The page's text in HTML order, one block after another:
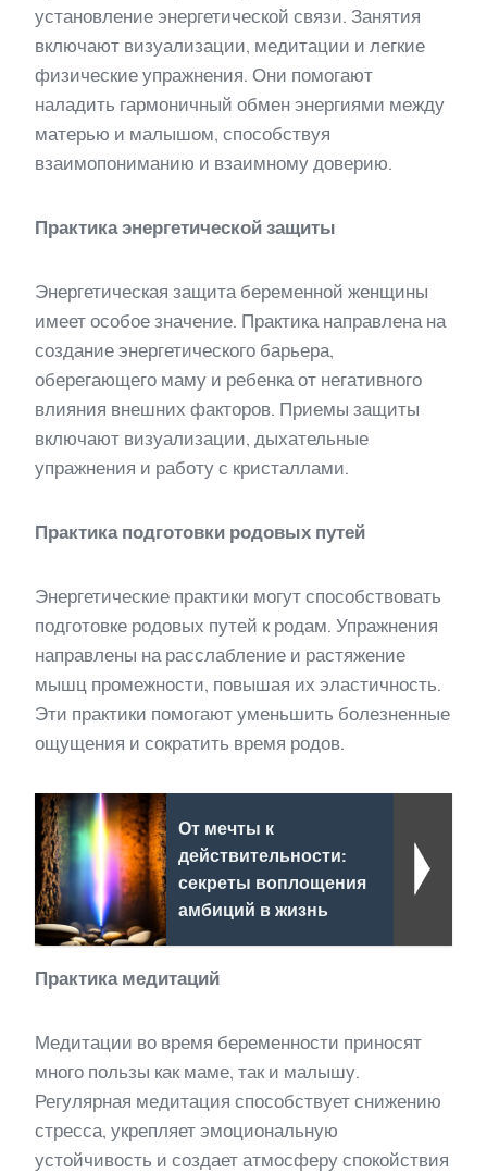
установление энергетической связи. Занятия
включают визуализации, медитации и легкие
физические упражнения. Они помогают
наладить гармоничный обмен энергиями между
матерью и малышом, способствуя
взаимопониманию и взаимному доверию.
Практика энергетической защиты
Энергетическая защита беременной женщины
имеет особое значение. Практика направлена на
создание энергетического барьера,
оберегающего маму и ребенка от негативного
влияния внешних факторов. Приемы защиты
включают визуализации, дыхательные
упражнения и работу с кристаллами.
Практика подготовки родовых путей
Энергетические практики могут способствовать
подготовке родовых путей к родам. Упражнения
направлены на расслабление и растяжение
мышц промежности, повышая их эластичность.
Эти практики помогают уменьшить болезненные
ощущения и сократить время родов.
От мечты к
действительности:
секреты воплощения
амбиций в жизнь
Практика медитаций
Медитации во время беременности приносят
много пользы как маме, так и малышу.
Регулярная медитация способствует снижению
стресса, укрепляет эмоциональную
устойчивость и создает атмосферу спокойствия